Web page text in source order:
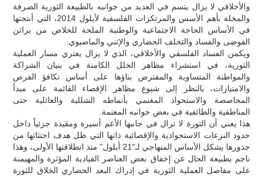
والأخلاقي لا يزال يتسم في العديد من جوانبه بالطبيعة الثورية الصرفة
والمخلة بأهم الأسس والمرتكزات الفلسفية لأيلول 2014، التي أنتجتها
في الأساس الحاجة الاجتماعية والوطنية الملحة للخلاص من براثن
الفوضى والفساد والتخلف الحضاري والإثني والماضيوي.
ويكمن الفساد الفلسفي والأخلاقي، الذي لا يزال يعتري مسار العملية
الثورية، في استشراء مظاهر الخلل الكامنة في بنيان الشراكة
والمواطنة المتساوية والمفترض بناؤها على أساس تكافؤ الفرص
والامتيازات، بالنظر إلى شيوع مظاهر الإقصاء القائمة على مبدأ
المحاصصة والاستحواذ المغنمي بأنماطه الشللية والعائلية حتى
المناطقية والطائفية في بعض جوانبه المعتمة.
هذا يعني أن الثورة لا تزال في جانبها الأعم أسيرة ومقيدة جزئياً داخل
حدود النزعات الاستحواذية والإقصائية ذاتها التي ظل هدف اجتثاثها من
جذورها يشكل الأساس المنهاجي لـ"21 أيلول" منذ انطلاقتها الأولى، وهذا
ناجم بطبيعة الحال عن إخفاق بعض العناصر القيادية المؤثرة والمهيمنة
على مفاصل العملية الثورية في إدراك البعد الحضاري الخلاق للثورة